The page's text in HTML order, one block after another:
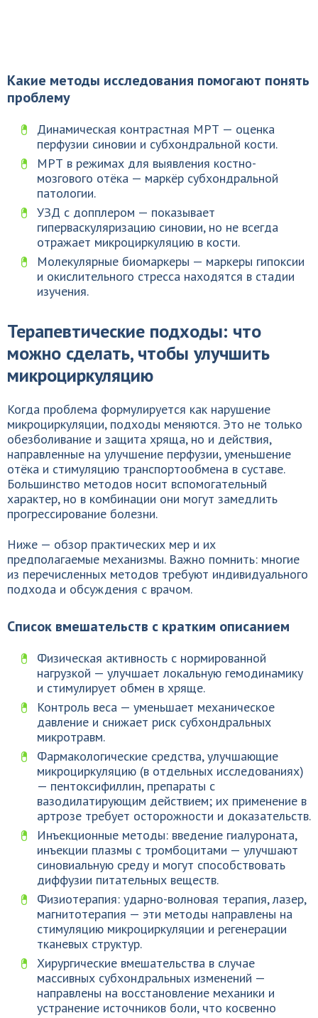
Какие методы исследования помогают понять
проблему
Динамическая контрастная МРТ — оценка
перфузии синовии и субхондральной кости.
МРТ в режимах для выявления костно-
мозгового отёка — маркёр субхондральной
патологии.
УЗД с допплером — показывает
гиперваскуляризацию синовии, но не всегда
отражает микроциркуляцию в кости.
Молекулярные биомаркеры — маркеры гипоксии
и окислительного стресса находятся в стадии
изучения.
Терапевтические подходы: что
можно сделать, чтобы улучшить
микроциркуляцию
Когда проблема формулируется как нарушение
микроциркуляции, подходы меняются. Это не только
обезболивание и защита хряща, но и действия,
направленные на улучшение перфузии, уменьшение
отёка и стимуляцию транспортообмена в суставе.
Большинство методов носит вспомогательный
характер, но в комбинации они могут замедлить
прогрессирование болезни.
Ниже — обзор практических мер и их
предполагаемые механизмы. Важно помнить: многие
из перечисленных методов требуют индивидуального
подхода и обсуждения с врачом.
Список вмешательств с кратким описанием
Физическая активность с нормированной
нагрузкой — улучшает локальную гемодинамику
и стимулирует обмен в хряще.
Контроль веса — уменьшает механическое
давление и снижает риск субхондральных
микротравм.
Фармакологические средства, улучшающие
микроциркуляцию (в отдельных исследованиях)
— пентоксифиллин, препараты с
вазодилатирующим действием; их применение в
артрозе требует осторожности и доказательств.
Инъекционные методы: введение гиалуроната,
инъекции плазмы с тромбоцитами — улучшают
синовиальную среду и могут способствовать
диффузии питательных веществ.
Физиотерапия: ударно-волновая терапия, лазер,
магнитотерапия — эти методы направлены на
стимуляцию микроциркуляции и регенерации
тканевых структур.
Хирургические вмешательства в случае
массивных субхондральных изменений —
направлены на восстановление механики и
устранение источников боли, что косвенно